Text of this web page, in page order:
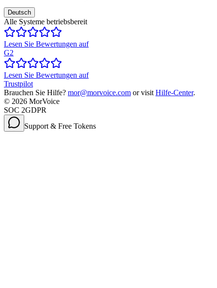
Deutsch
Alle Systeme betriebsbereit
Lesen Sie Bewertungen auf
G2
Lesen Sie Bewertungen auf
Trustpilot
Brauchen Sie Hilfe? mor@morvoice.com or visit Hilfe-Center.
© 2026 MorVoice
SOC 2GDPR
Support & Free Tokens